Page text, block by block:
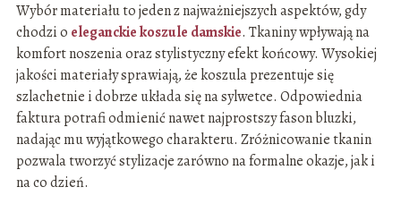
Wybór materiału to jeden z najważniejszych aspektów, gdy
chodzi o eleganckie koszule damskie. Tkaniny wpływają na
komfort noszenia oraz stylistyczny efekt końcowy. Wysokiej
jakości materiały sprawiają, że koszula prezentuje się
szlachetnie i dobrze układa się na sylwetce. Odpowiednia
faktura potrafi odmienić nawet najprostszy fason bluzki,
nadając mu wyjątkowego charakteru. Zróżnicowanie tkanin
pozwala tworzyć stylizacje zarówno na formalne okazje, jak i
na co dzień.